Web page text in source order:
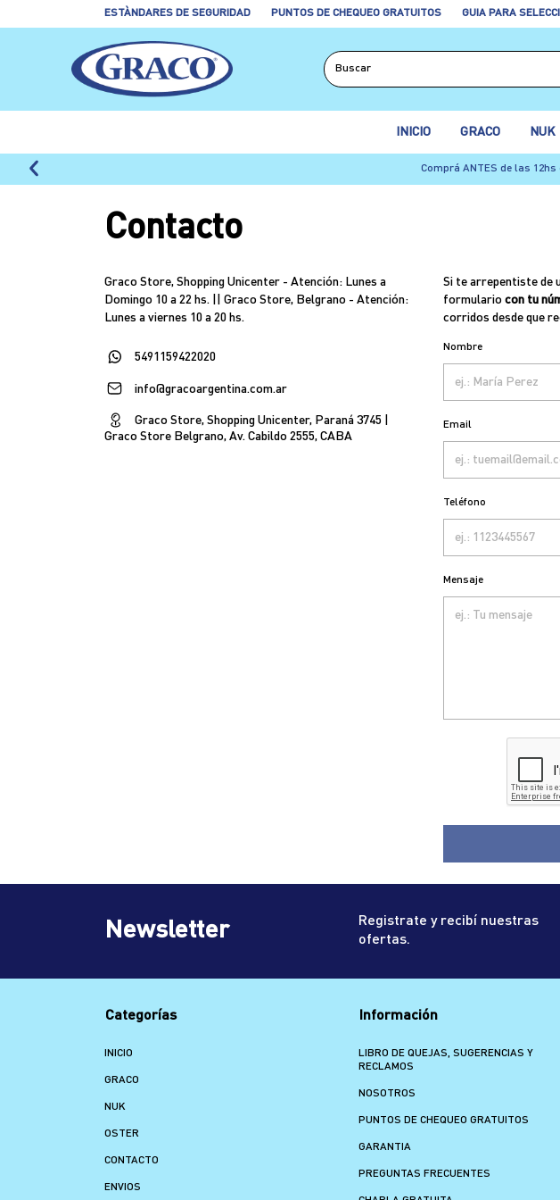
ESTÀNDARES DE SEGURIDAD PUNTOS DE CHEQUEO GRATUITOS GUIA PARA
INICIO GRACO NUK
Comprá ANTES de las 12hs
Contacto
Graco Store, Shopping Unicenter - Atención: Lunes a
Domingo 10 a 22 hs. || Graco Store, Belgrano - Atención:
Lunes a viernes 10 a 20 hs.
5491159422020
info@gracoargentina.com.ar
Graco Store, Shopping Unicenter, Paraná 3745 |
Graco Store Belgrano, Av. Cabildo 2555, CABA
Si te arrepentiste de
formulario con tu
corridos desde que
Nombre
Email
Teléfono
Mensaje
Newsletter
Registrate y recibí nuestras
ofertas.
Categorías
INICIO
GRACO
NUK
OSTER
CONTACTO
ENVIOS
Información
LIBRO DE QUEJAS, SUGERENCIAS Y
RECLAMOS
NOSOTROS
PUNTOS DE CHEQUEO GRATUITOS
GARANTIA
PREGUNTAS FRECUENTES